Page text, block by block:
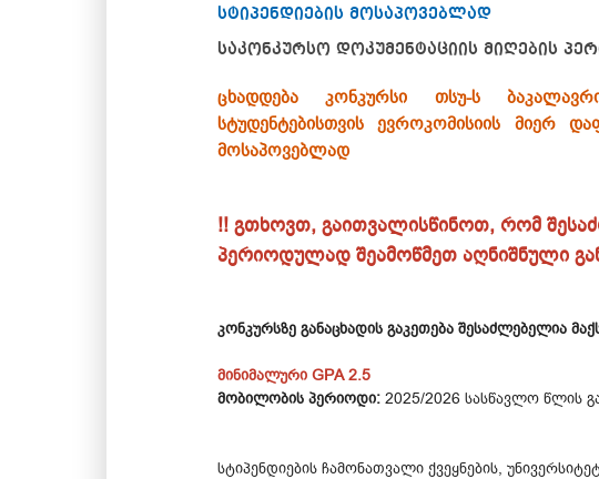
სტიპენდიების მოსაპოვებლად
საკონკურსო დოკუმენტაციის მიღების
ცხადდება კონკურსი თსუ-ს
სტუდენტებისთვისევროკომისიის მიერ
მოსაპოვებლად
!! გთხოვთ, გაითვალისწინოთ, რომ
პერიოდულად შეამოწმეთ აღნიშნული
კონკურსზე განაცხადის გაკეთება შესაძლებელია
მინიმალური GPA 2.5
მობილობის პერიოდი: 2025/2026 სასწავლო წლის
სტიპენდიების ჩამონათვალი ქვეყნების,